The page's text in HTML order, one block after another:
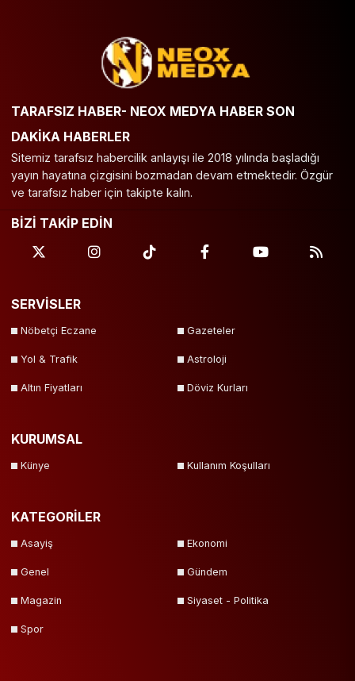
TARAFSIZ HABER- NEOX MEDYA HABER SON
DAKİKA HABERLER
Sitemiz tarafsız habercilik anlayışı ile 2018 yılında başladığı
yayın hayatına çizgisini bozmadan devam etmektedir. Özgür
ve tarafsız haber için takipte kalın.
BİZİ TAKİP EDİN
SERVİSLER
Nöbetçi Eczane Gazeteler
Yol & Trafik Astroloji
Altın Fiyatları Döviz Kurları
KURUMSAL
Künye Kullanım Koşulları
KATEGORİLER
Asayiş Ekonomi
Genel Gündem
Magazin Siyaset - Politika
Spor